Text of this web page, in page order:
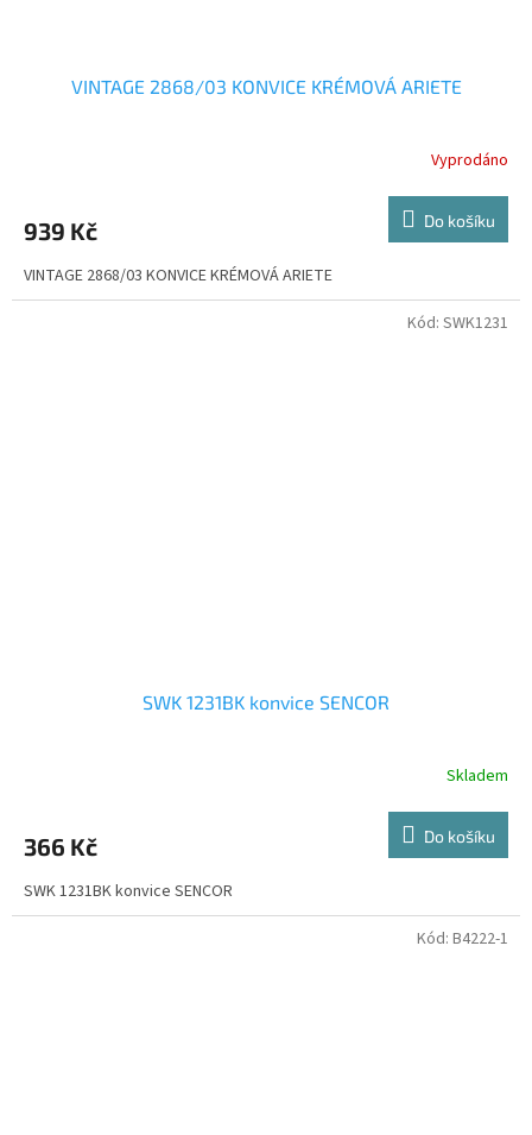
VINTAGE 2868/03 KONVICE KRÉMOVÁ ARIETE
Vyprodáno
939 Kč Do košíku
VINTAGE 2868/03 KONVICE KRÉMOVÁ ARIETE
SWK 1231BK konvice SENCOR
Skladem
366 Kč Do košíku
SWK 1231BK konvice SENCOR
Kód: SWK1231
Kód: B4222-1